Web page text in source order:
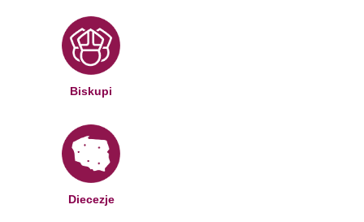
Biskupi
Diecezje